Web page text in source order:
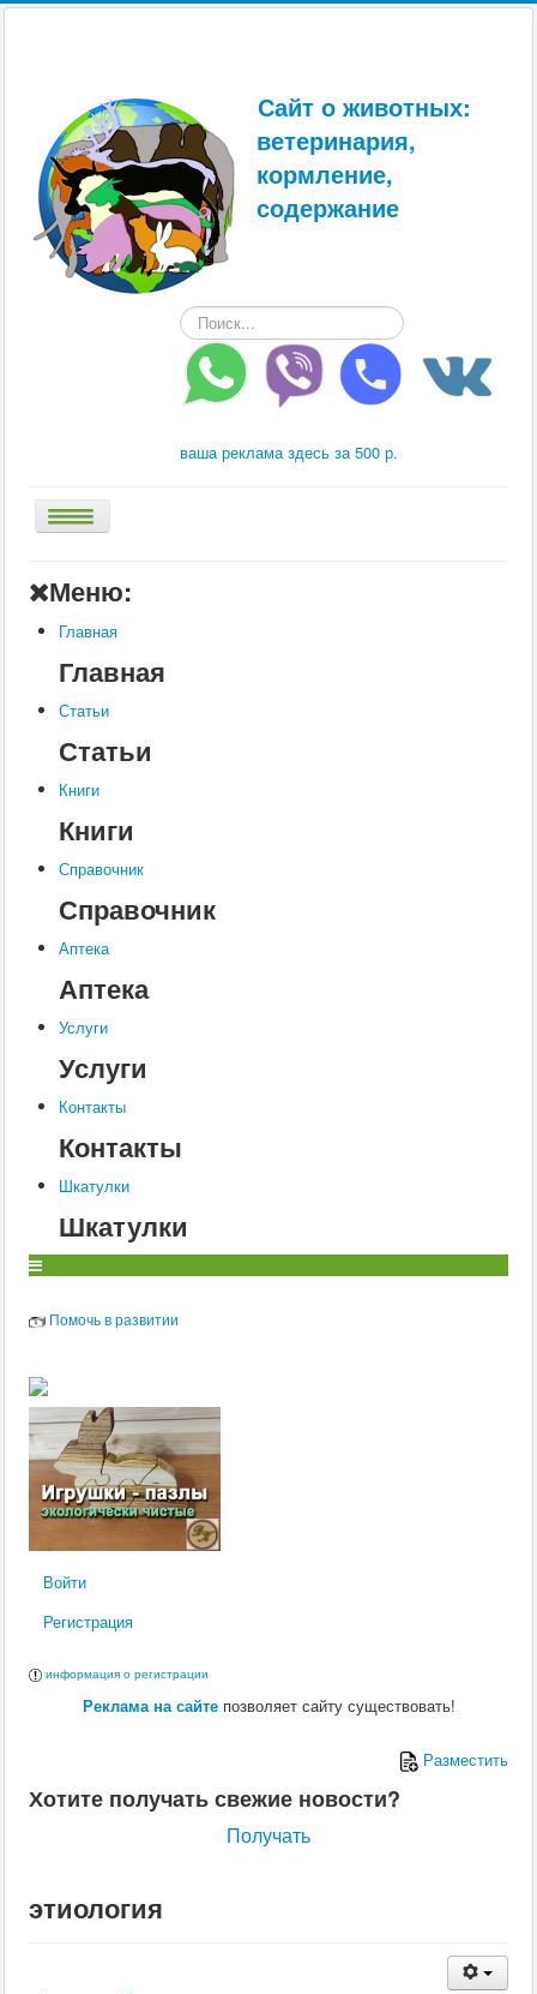
Сайт о животных:
ветеринария,
кормление,
содержание
Искать...
ваша реклама здесь за 500 р.
Ж
М
У
Х
Ц
Ч
Ш
Щ
Э
Я
Меню:
Главная
Главная
Статьи
Статьи
Книги
Книги
Справочник
Справочник
Аптека
Аптека
Услуги
Услуги
Контакты
Контакты
Шкатулки
Шкатулки
Помочь в развитии
Войти
Регистрация
информация о регистрации
Реклама на сайтепозволяет сайту существовать!
Разместить
Хотите получать свежие новости?
Получать
этиология